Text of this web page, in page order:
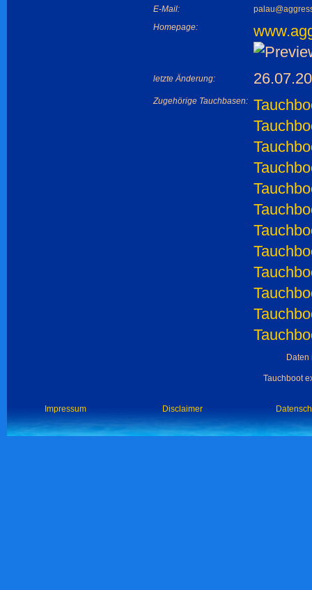
E-Mail:
Homepage:
letzte Änderung:
Zugehörige Tauchbasen:
Tauchboot
Impressum Disclaimer